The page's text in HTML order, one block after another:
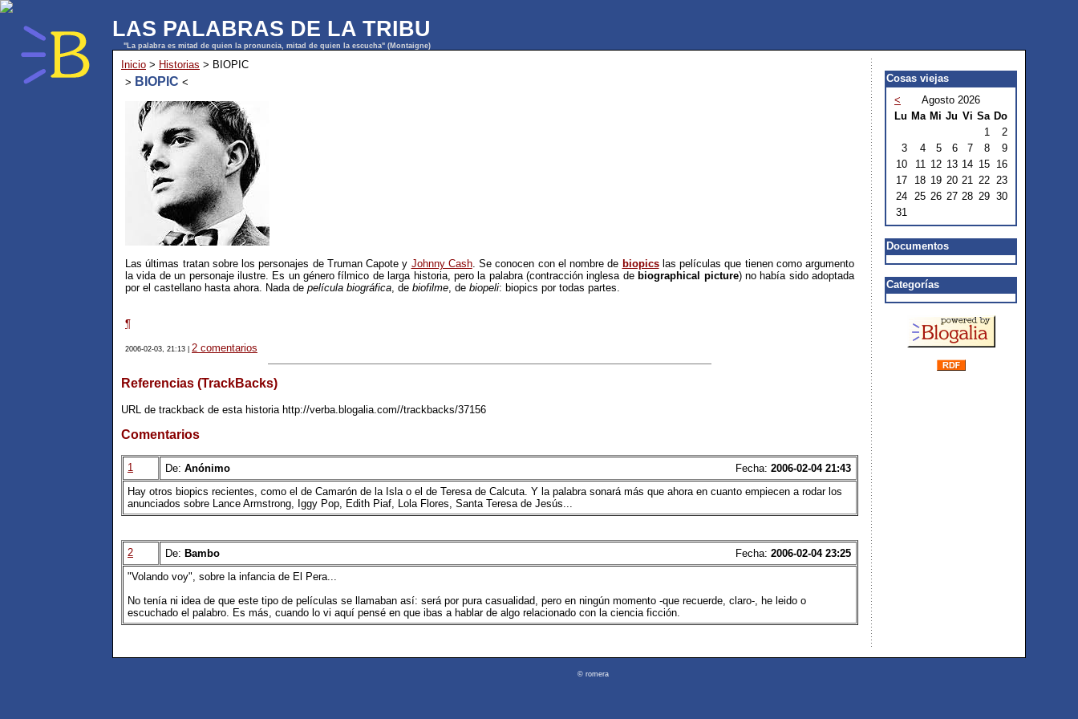
LAS PALABRAS DE LA TRIBU
"La palabra es mitad de quien la pronuncia, mitad de quien la escucha" (Montaigne)
Inicio > Historias > BIOPIC
> BIOPIC <
Las últimas tratan sobre los personajes de Truman Capote y Johnny Cash. Se conocen con el nombre de biopicslas películas que tienen como argumento
la vida de un personaje ilustre. Es un género fílmico de larga historia, pero la palabra (contracción inglesa de biographical picture) no había sido adoptada
por el castellano hasta ahora. Nada de película biográfica, de biofilme, de biopeli: biopics por todas partes.
¶
2006-02-03, 21:13 | 2 comentarios
Referencias (TrackBacks)
URL de trackback de esta historia http://verba.blogalia.com//trackbacks/37156
Comentarios
1 De: Anónimo Fecha: 2006-02-04 21:43
Hay otros biopics recientes, como el de Camarón de la Isla o el de Teresa de Calcuta. Y la palabra sonará más que ahora en cuanto empiecen a rodar los
anunciados sobre Lance Armstrong, Iggy Pop, Edith Piaf, Lola Flores, Santa Teresa de Jesús...
2 De: Bambo Fecha: 2006-02-04 23:25
"Volando voy", sobre la infancia de El Pera...
No tenía ni idea de que este tipo de películas se llamaban así: será por pura casualidad, pero en ningún momento -que recuerde, claro-, he leido o
escuchado el palabro. Es más, cuando lo vi aquí pensé en que ibas a hablar de algo relacionado con la ciencia ficción.
Cosas viejas
<
Agosto 2026
Lu Ma Mi Ju Vi Sa Do
1
2
3
4 5 6 7 8
9
10
11 12 13 14 15 16
17
18 19 20 21 22 23
24 25 26 27 28 29 30
31
Documentos
Categorías
© romera